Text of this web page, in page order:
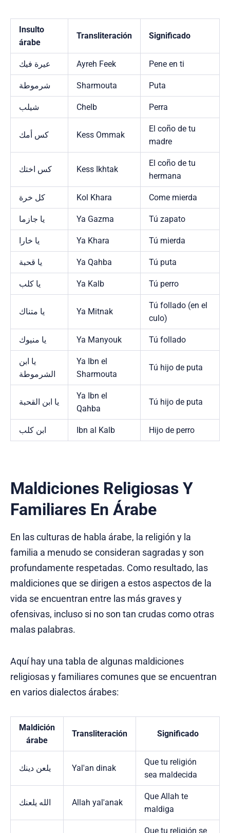
Insulto
árabe
Transliteración Significado
عيرة فيك Ayreh Feek Pene en ti
شرموطة Sharmouta Puta
شيلب Chelb Perra
كس أمك Kess Ommak
El coño de tu
madre
كس اختك Kess Ikhtak
El coño de tu
hermana
كل خرة Kol Khara Come mierda
يا جازما Ya Gazma Tú zapato
يا خارا Ya Khara Tú mierda
يا قحبة Ya Qahba Tú puta
يا كلب Ya Kalb Tú perro
يا متناك Ya Mitnak
Tú follado (en el
culo)
يا منيوك Ya Manyouk Tú follado
يا ابن
الشرموطة
Ya Ibn el
Sharmouta
Tú hijo de puta
يا ابن القحبة
Ya Ibn el
Qahba
Tú hijo de puta
ابن كلب Ibn al Kalb Hijo de perro
Maldiciones Religiosas Y
Familiares En Árabe
En las culturas de habla árabe, la religión y la
familia a menudo se consideran sagradas y son
profundamente respetadas. Como resultado, las
maldiciones que se dirigen a estos aspectos de la
vida se encuentran entre las más graves y
ofensivas, incluso si no son tan crudas como otras
malas palabras.
Aquí hay una tabla de algunas maldiciones
religiosas y familiares comunes que se encuentran
en varios dialectos árabes:
Maldición
árabe
Transliteración Significado
يلعن دينك Yal'an dinak
Que tu religión
sea maldecida
الله يلعنك Allah yal'anak
Que Allah te
maldiga
Que tu religión se